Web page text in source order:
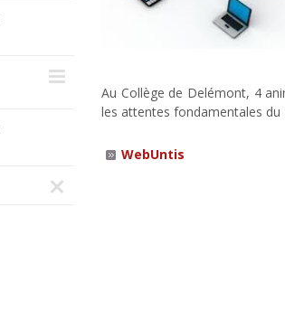
Au Collège de Delémont, 4
les attentes fondamentales du
WebUntis